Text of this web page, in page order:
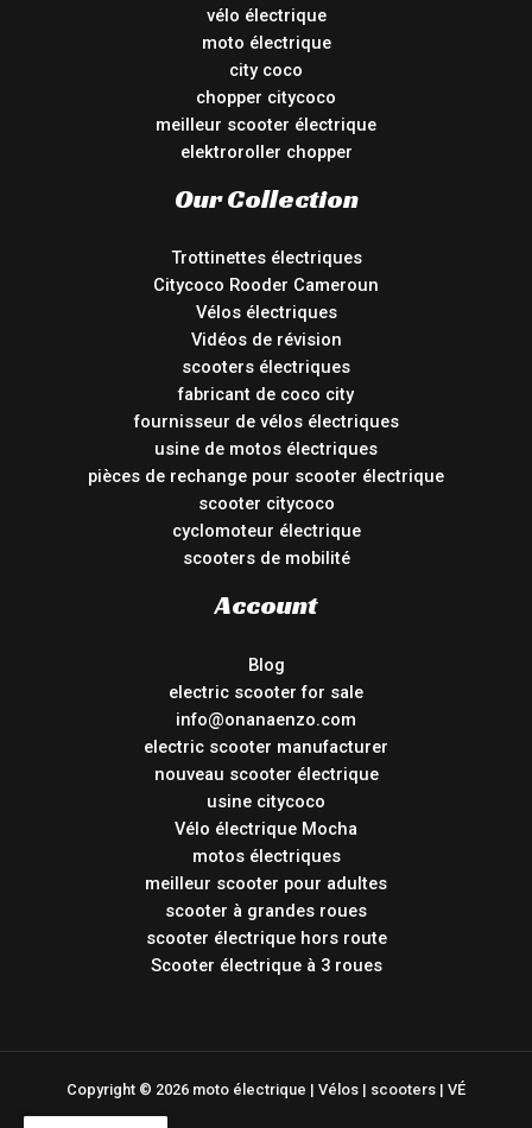
vélo électrique
moto électrique
city coco
chopper citycoco
meilleur scooter électrique
elektroroller chopper
Our Collection
Trottinettes électriques
Citycoco Rooder Cameroun
Vélos électriques
Vidéos de révision
scooters électriques
fabricant de coco city
fournisseur de vélos électriques
usine de motos électriques
pièces de rechange pour scooter électrique
scooter citycoco
cyclomoteur électrique
scooters de mobilité
Account
Blog
electric scooter for sale
info@onanaenzo.com
electric scooter manufacturer
nouveau scooter électrique
usine citycoco
Vélo électrique Mocha
motos électriques
meilleur scooter pour adultes
scooter à grandes roues
scooter électrique hors route
Scooter électrique à 3 roues
Copyright © 2026 moto électrique | Vélos | scooters | VÉ